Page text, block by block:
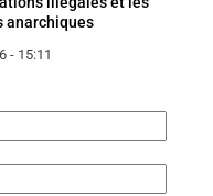
anarchiques
- 15:11